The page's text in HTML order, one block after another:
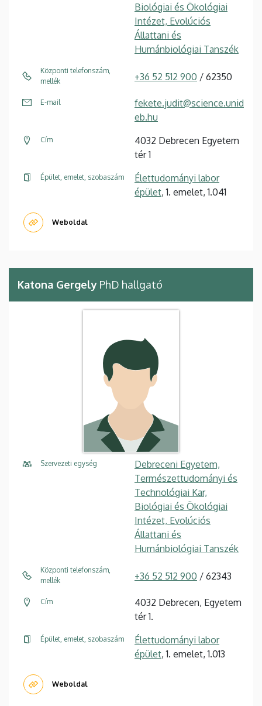
Biológiai és Ökológiai
Intézet, Evolúciós
Állattani és
Humánbiológiai Tanszék
Központi telefonszám,
mellék
+36 52 512 900 / 62350
E-mail
fekete.judit@science.unid
eb.hu
Cím
4032 Debrecen Egyetem
tér 1
Épület, emelet, szobaszám
Élettudományi labor
épület, 1. emelet, 1.041
Weboldal
Katona Gergely PhD hallgató
Szervezeti egység
Debreceni Egyetem,
Természettudományi és
Technológiai Kar,
Biológiai és Ökológiai
Intézet, Evolúciós
Állattani és
Humánbiológiai Tanszék
Központi telefonszám,
mellék
+36 52 512 900 / 62343
Cím
4032 Debrecen, Egyetem
tér 1.
Épület, emelet, szobaszám
Élettudományi labor
épület, 1. emelet, 1.013
Weboldal